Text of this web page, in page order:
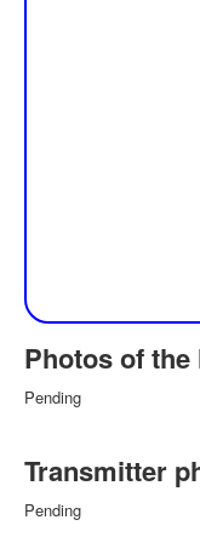
Photos of the
Pending
Transmitter
Pending